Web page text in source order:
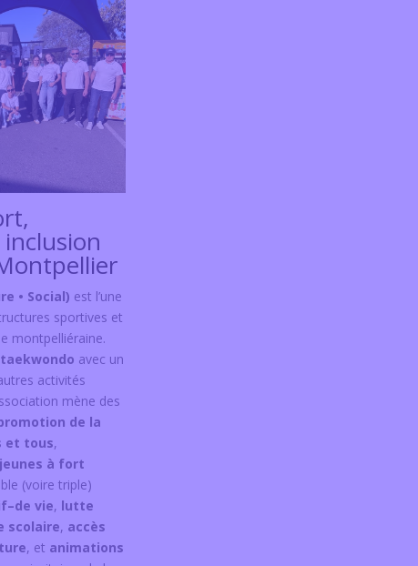
• Social) est l’une
sportives et
montpelliéraine.
taekwondo avec un
activités
mène des
de la
et tous,
jeunes à fort
(voire triple)
vie, lutte
scolaire, accès
, et animations